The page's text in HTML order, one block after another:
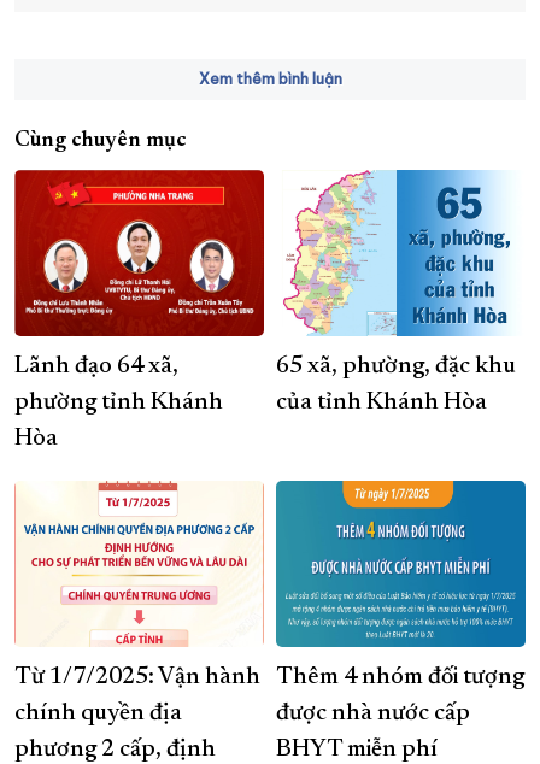
Xem thêm bình luận
Cùng chuyên mục
Lãnh đạo 64 xã,
phường tỉnh Khánh
Hòa
65 xã, phường, đặc khu
của tỉnh Khánh Hòa
Từ 1/7/2025: Vận hành
chính quyền địa
phương 2 cấp, định
Thêm 4 nhóm đối tượng
được nhà nước cấp
BHYT miễn phí